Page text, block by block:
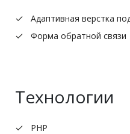
Адаптивная верстка
Форма обратной связи
Технологии
PHP